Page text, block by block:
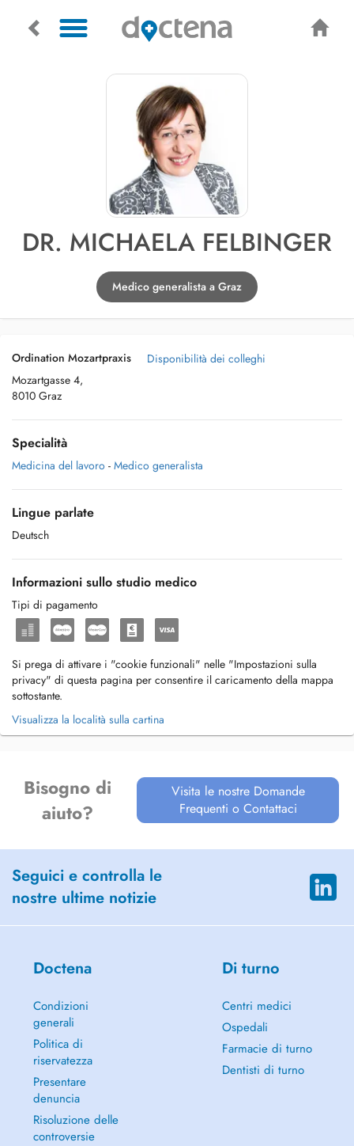
DR. MICHAELA FELBINGER
Medico generalista a Graz
Ordination Mozartpraxis
Mozartgasse 4,
8010 Graz
Disponibilità dei colleghi
Specialità
Medicina del lavoro - Medico generalista
Lingue parlate
Deutsch
Informazioni sullo studio medico
Tipi di pagamento
Si prega di attivare i "cookie funzionali" nelle "Impostazioni sulla
privacy" di questa pagina per consentire il caricamento della mappa
sottostante.
Visualizza la località sulla cartina
Bisogno di
aiuto?
Visita le nostre Domande
Frequenti o Contattaci
Seguici e controlla le
nostre ultime notizie
Doctena
Condizioni
generali
Politica di
riservatezza
Presentare
denuncia
Risoluzione delle
controversie
Di turno
Centri medici
Ospedali
Farmacie di turno
Dentisti di turno